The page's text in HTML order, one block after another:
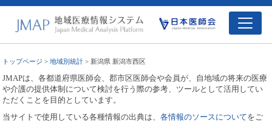
トップページ >地域別統計 > 新潟県 新潟市西区
JMAPは、各都道府県医師会、郡市区医師会や会員が、自地域の将来の医療
や介護の提供体制について検討を行う際の参考、ツールとして活用してい
ただくことを目的としています。
当サイトで使用している各種情報の出典は、各情報のソースについてをご